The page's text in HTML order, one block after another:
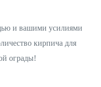
и вашими усилиями
кирпича для
ограды!